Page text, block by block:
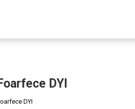
DYI
DYI